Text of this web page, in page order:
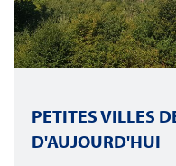
PETITES VILLES
D'AUJOURD'HUI